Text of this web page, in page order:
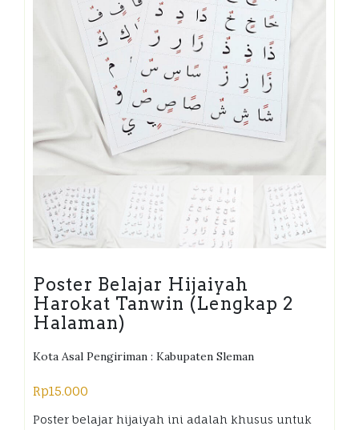
Poster Belajar Hijaiyah
Harokat Tanwin (Lengkap 2
Halaman)
Kota Asal Pengiriman : Kabupaten Sleman
Rp15.000
Poster belajar hijaiyah ini adalah khusus untuk